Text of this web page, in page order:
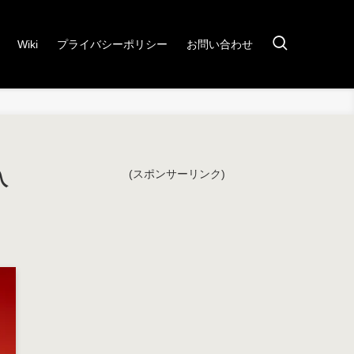
Wiki プライバシーポリシー お問い合わせ
(スポンサーリンク)